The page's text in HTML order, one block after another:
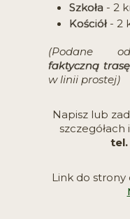
Link do strony
Napisz lub
tel.
Szkoła - 2
Kościół - 2
(Podane
faktyczną
w linii prostej)